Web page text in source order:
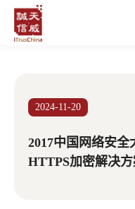
2024-11-20
2017中国网络安全
HTTPS加密解决方